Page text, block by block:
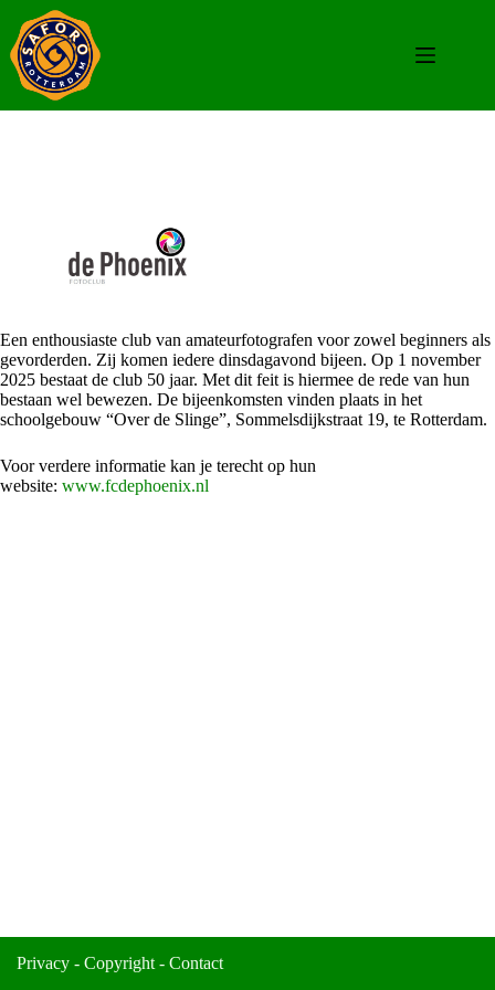
Een enthousiaste club van amateurfotografen voor zowel beginners als
gevorderden. Zij komen iedere dinsdagavond bijeen. Op 1 november
2025 bestaat de club 50 jaar. Met dit feit is hiermee de rede van hun
bestaan wel bewezen. De bijeenkomsten vinden plaats in het
schoolgebouw “Over de Slinge”, Sommelsdijkstraat 19, te Rotterdam.
Voor verdere informatie kan je terecht op hun
website: www.fcdephoenix.nl
Privacy - Copyright - Contact